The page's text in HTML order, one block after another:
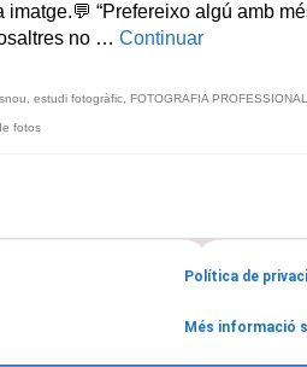
imatge.💬 “Prefereixo algú amb
no … Continuar
estudi fotogràfic, FOTOGRAFIA PROFESSIONAL
fotos
Política de
Més informació